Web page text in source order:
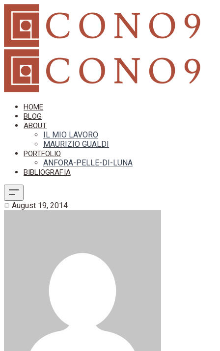
HOME
BLOG
ABOUT
IL MIO LAVORO
MAURIZIO GUALDI
PORTFOLIO
ANFORA-PELLE-DI-LUNA
BIBLIOGRAFIA
August 19, 2014